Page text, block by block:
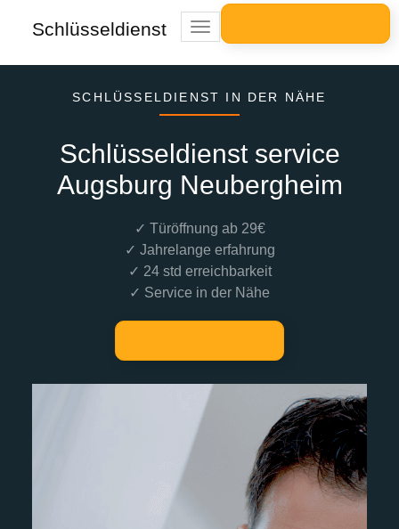
Schlüsseldienst
Toggle
navigation
SCHLÜSSELDIENST IN DER NÄHE
Schlüsseldienst service
Augsburg Neubergheim
✓ Türöffnung ab 29€
✓ Jahrelange erfahrung
✓ 24 std erreichbarkeit
✓ Service in der Nähe